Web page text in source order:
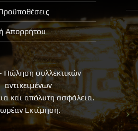
Απορρήτου
Πώληση συλλεκτικών
αντικειμένων
και απόλυτη ασφάλεια.
Εκτίμηση.